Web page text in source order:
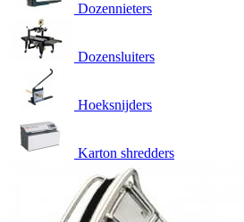
Dozennieters
Dozensluiters
Hoeksnijders
Karton shredders